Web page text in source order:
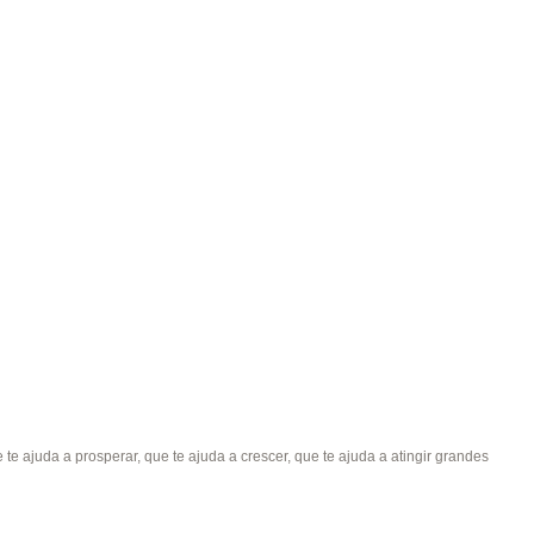
ajuda a prosperar, que te ajuda a crescer, que te ajuda a atingir grandes